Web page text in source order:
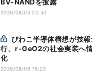
BV-NANDを披露
2026/08/05 20:50
行、r-GeO2の社会実装へ
化
2026/08/06 15:23